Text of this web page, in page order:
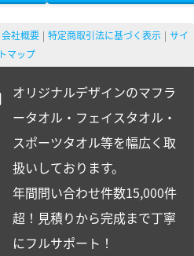
会社概要 特定商取引法に基づく表示
サイ
トマップ
オリジナルデザインのマフラ
ータオル・フェイスタオル・
スポーツタオル等を幅広く取
扱いしております。
年間問い合わせ件数15,000件
超！見積りから完成まで丁寧
にフルサポート！